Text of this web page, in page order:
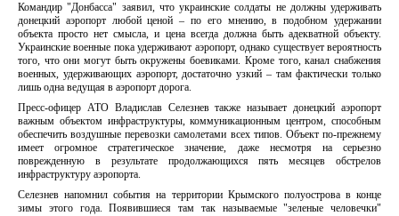
Командир "Донбасса" заявил, что украинские солдаты не должны удерживать
донецкий аэропорт любой ценой – по его мнению, в подобном удержании
объекта просто нет смысла, и цена всегда должна быть адекватной объекту.
Украинские военные пока удерживают аэропорт, однако существует вероятность
того, что они могут быть окружены боевиками. Кроме того, канал снабжения
военных, удерживающих аэропорт, достаточно узкий – там фактически только
лишь одна ведущая в аэропорт дорога.
Пресс-офицер АТО Владислав Селезнев также называет донецкий аэропорт
важным объектом инфраструктуры, коммуникационным центром, способным
обеспечить воздушные перевозки самолетами всех типов. Объект по-прежнему
имеет огромное стратегическое значение, даже несмотря на серьезно
поврежденную в результате продолжающихся пять месяцев обстрелов
инфраструктуру аэропорта.
Селезнев напомнил события на территории Крымского полуострова в конце
зимы этого года. Появившиеся там так называемые "зеленые человечки"